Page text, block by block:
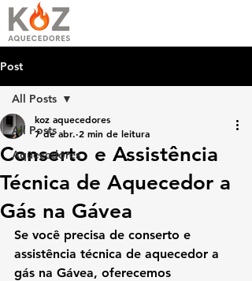
Post
All Posts
Aquecedores
All Posts
Conserto e Assistência
Técnica de Aquecedor a
Gás na Gávea
koz aquecedores
7 de abr. 2 min de leitura
Se você precisa de conserto e
assistência técnica de aquecedor a
gás na Gávea, oferecemos